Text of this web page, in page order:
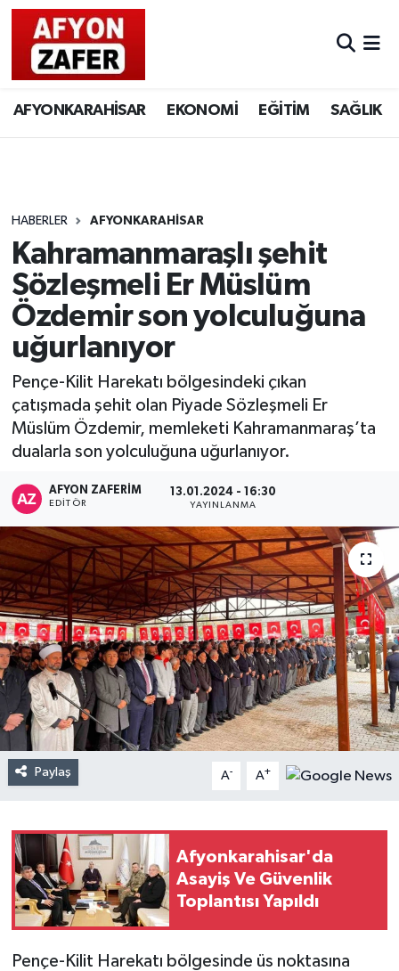
AFYONKARAHİSAR EKONOMİ EĞİTİM SAĞLIK
HABERLER AFYONKARAHİSAR
Kahramanmaraşlı şehit
Sözleşmeli Er Müslüm
Özdemir son yolculuğuna
uğurlanıyor
Pençe-Kilit Harekatı bölgesindeki çıkan
çatışmada şehit olan Piyade Sözleşmeli Er
Müslüm Özdemir, memleketi Kahramanmaraş’ta
dualarla son yolculuğuna uğurlanıyor.
AFYON ZAFERİM
EDITÖR
13.01.2024 - 16:30
YAYINLANMA
Paylaş A- A+
Afyonkarahisar'da
Asayiş Ve Güvenlik
Toplantısı Yapıldı
Pençe-Kilit Harekatı bölgesinde üs noktasına